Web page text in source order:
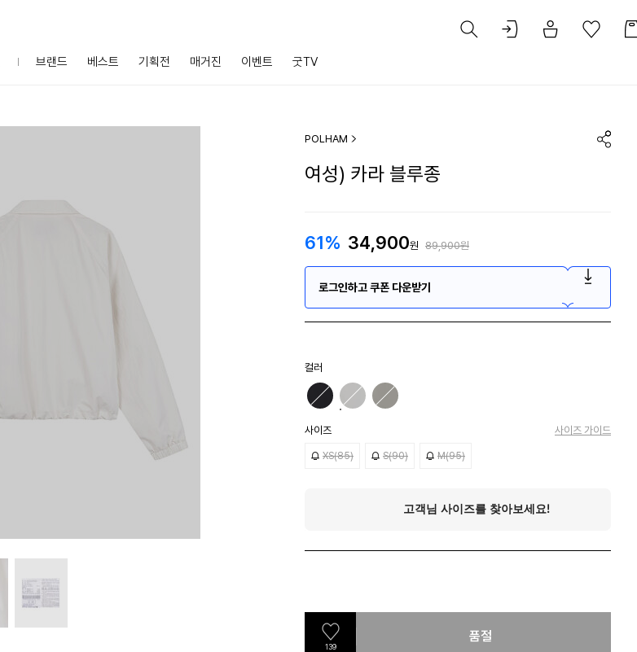
브랜드 베스트 기획전 매거진 이벤트 굿TV
POLHAM
여성) 카라 블루종
61% 34,900원 89,900원
로그인하고 쿠폰 다운받기
컬러
사이즈 사이즈 가이드
XS(85) S(90) M(95)
139
품절